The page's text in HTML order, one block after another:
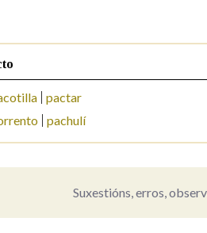
a
LIMPAR
pactar
pachulí
Suxestións, erros,